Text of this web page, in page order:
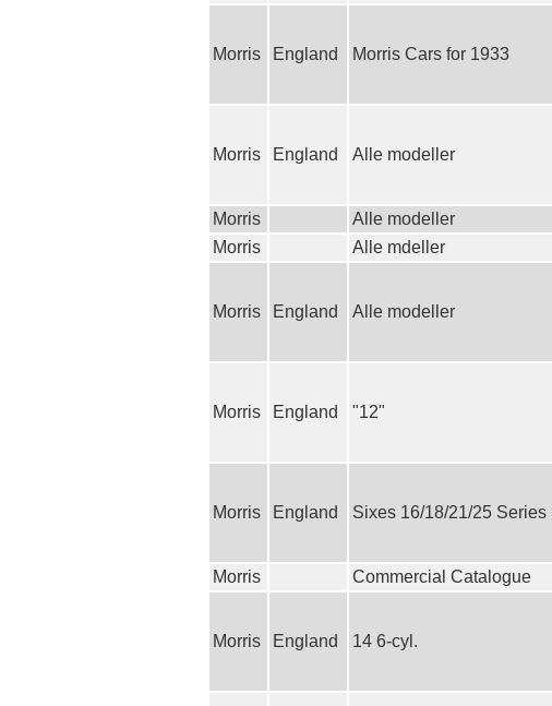
Morris England Morris Cars for 1933
Morris England Alle modeller
Morris Alle modeller
Morris
Alle mdeller
Morris England Alle modeller
Morris England "12"
Morris England Sixes 16/18/21/25 Series II
Morris Commercial Catalogue
Morris England 14 6-cyl.